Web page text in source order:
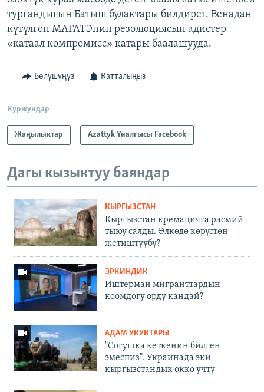
тургандыгын Батыш булактары билдирет. Венадан
күтүлгөн МАГАТЭнин резолюциясын адистер
«катаал компромисс» катары баалашууда.
Бөлүшүңүз Катталыңыз
Куржундар
Жаңылыктар Azattyk Үналгысы Facebook
Дагы кызыктуу баяндар
КЫРГЫЗСТАН
Кыргызстан кремацияга расмий
тыюу салды. Өлкөдө көрүстөн
жетиштүүбү?
ЭРКИНДИК
Иштерман мигранттардын
коомдогу орду кандай?
АДАМ УКУКТАРЫ
"Согушка кеткенин билген
эмеспиз". Украинада эки
кыргызстандык окко учту